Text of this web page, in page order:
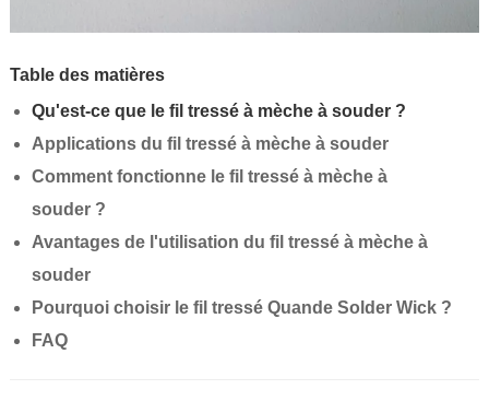
Table des matières
Qu'est-ce que le fil tressé à mèche à souder ?
Applications du fil tressé à mèche à souder
Comment fonctionne le fil tressé à mèche à
souder ?
Avantages de l'utilisation du fil tressé à mèche à
souder
Pourquoi choisir le fil tressé Quande Solder Wick ?
FAQ